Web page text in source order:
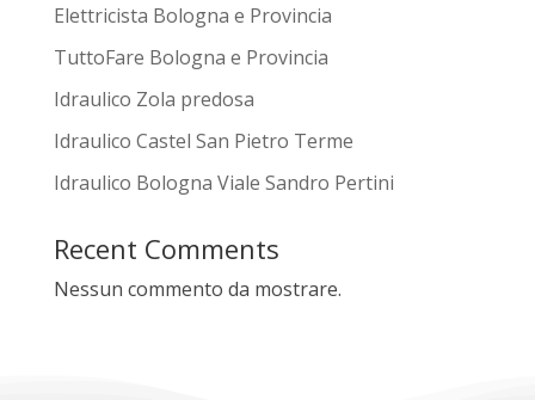
Elettricista Bologna e Provincia
TuttoFare Bologna e Provincia
Idraulico Zola predosa
Idraulico Castel San Pietro Terme
Idraulico Bologna Viale Sandro Pertini
Recent Comments
Nessun commento da mostrare.